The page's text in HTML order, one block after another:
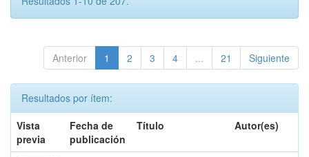
Anterior 1 2 3 4 ... 21 Siguiente
Resultados por ítem:
Vista
previa
Fecha de
publicación
Título Autor(es)